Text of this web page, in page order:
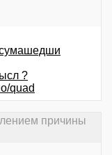
сумашедши
?
quad
причины